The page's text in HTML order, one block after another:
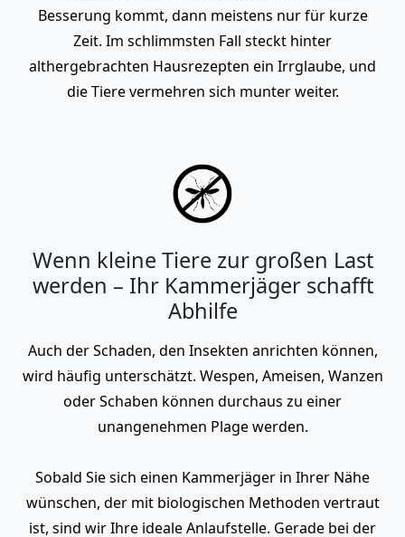
Besserung kommt, dann meistens nur für kurze
Zeit. Im schlimmsten Fall steckt hinter
althergebrachten Hausrezepten ein Irrglaube, und
die Tiere vermehren sich munter weiter.
Wenn kleine Tiere zur großen Last
werden – Ihr Kammerjäger schafft
Abhilfe
Auch der Schaden, den Insekten anrichten können,
wird häufig unterschätzt. Wespen, Ameisen, Wanzen
oder Schaben können durchaus zu einer
unangenehmen Plage werden.
Sobald Sie sich einen Kammerjäger in Ihrer Nähe
wünschen, der mit biologischen Methoden vertraut
ist, sind wir Ihre ideale Anlaufstelle. Gerade bei der